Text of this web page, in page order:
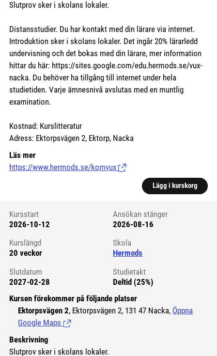
Slutprov sker i skolans lokaler.
Distansstudier. Du har kontakt med din lärare via internet.
Introduktion sker i skolans lokaler. Det ingår 20% lärarledd
undervisning och det bokas med din lärare, mer information
hittar du här: https://sites.google.com/edu.hermods.se/vux-
nacka. Du behöver ha tillgång till internet under hela
studietiden. Varje ämnesnivå avslutas med en muntlig
examination.
Kostnad: Kurslitteratur
Adress: Ektorpsvägen 2, Ektorp, Nacka
Läs mer
https://www.hermods.se/komvux (Länk till extern sida.)
Lägg i kurskorg
Kursstart 6125231
Kursstart
2026-10-12
Ansökan stänger
2026-08-16
Kurslängd
20 veckor
Skola
Hermods
Slutdatum
2027-02-28
Studietakt
Deltid (25%)
Kursen förekommer på följande platser
Ektorpsvägen 2, Ektorpsvägen 2, 131 47 Nacka, Öppna
Google Maps (Länk till extern sida.)
Beskrivning
Slutprov sker i skolans lokaler.